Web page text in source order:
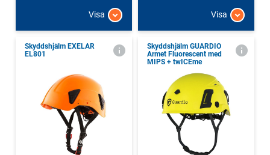
Visa Visa
Skyddshjälm EXELAR
EL801
Skyddshjälm GUARDIO
Armet Fluorescent med
MIPS + twICEme